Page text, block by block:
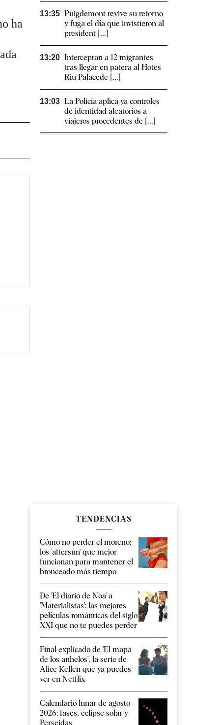
ha
13:35 Puigdemont revive su retorno
y fuga el día que invistieron al
president [...]
13:20 Interceptan a 12 migrantes
tras llegar en patera al Hotes
Riu Palacede [...]
13:03 La Policía aplica ya controles
de identidad aleatorios a
viajeros procedentes de [...]
TENDENCIAS
Cómo no perder el moreno:
los 'aftersun' que mejor
funcionan para mantener el
bronceado más tiempo
De 'El diario de Noa' a
'Materialistas': las mejores
películas románticas del siglo
XXI que no te puedes perder
Final explicado de 'El mapa
de los anhelos', la serie de
Alice Kellen que ya puedes
ver en Netflix
Calendario lunar de agosto
2026: fases, eclipse solar y
Perseidas